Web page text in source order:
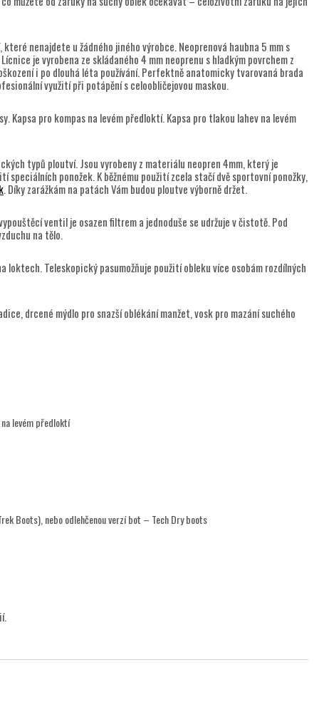
nenajdete u žádného jiného výrobce. Neoprenová haubna 5 mm s
je vyrobena ze skládaného 4 mm neoprenu s hladkým povrchem z
i po dlouhá léta používání. Perfektně anatomicky tvarovaná brada
využití při potápění s celoobličejovou maskou.
Kapsa pro kompas na levém předloktí. Kapsa pro tlakou lahev na levém
typů ploutví. Jsou vyrobeny z materiálu neopren 4mm, který je
ponožek. K běžnému použití zcela stačí dvě sportovní ponožky,
. Díky zarážkám na patách Vám budou ploutve výborně držet.
ventil je osazen filtrem a jednoduše se udržuje v čistotě. Pod
na tělo.
loktech. Teleskopický pasumožňuje použití obleku více osobám rozdílných
drcené mýdlo pro snazší oblékání manžet, vosk pro mazání suchého
levém předloktí
Boots), nebo odlehčenou verzí bot – Tech Dry boots